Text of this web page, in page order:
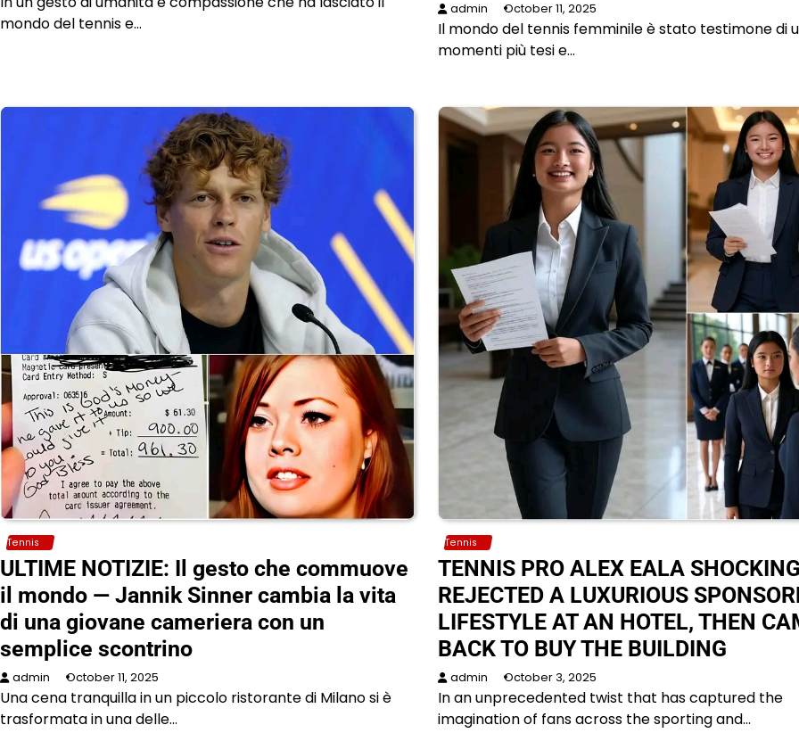
mondo del tennis e…
admin October 11, 2025
Il mondo del tennis femminile è stato testimone di
momenti più tesi e…
Tennis
ULTIME NOTIZIE: Il gesto che commuove
il mondo — Jannik Sinner cambia la vita
di una giovane cameriera con un
semplice scontrino
admin October 11, 2025
Una cena tranquilla in un piccolo ristorante di Milano si è
trasformata in una delle…
Tennis
TENNIS PRO ALEX EALA
REJECTED A LUXURIOUS
LIFESTYLE AT AN HOTEL, THEN
BACK TO BUY THE BUILDING
admin October 3, 2025
In an unprecedented twist that has captured the
imagination of fans across the sporting and…